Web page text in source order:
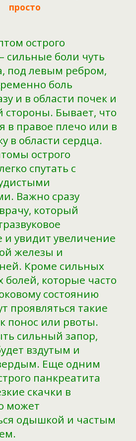
просто
острого
сильные боли чуть
под левым ребром,
боль
и в области почек и
стороны. Бывает, что
в правое плечо или в
в области сердца.
острого
спутать с
Важно сразу
который
и увидит увеличение
железы и
Кроме сильных
которые часто
состоянию
проявляться такие
понос или рвоты.
сильный запор,
вздутым и
Еще одним
панкреатита
скачки в
может
одышкой и частым